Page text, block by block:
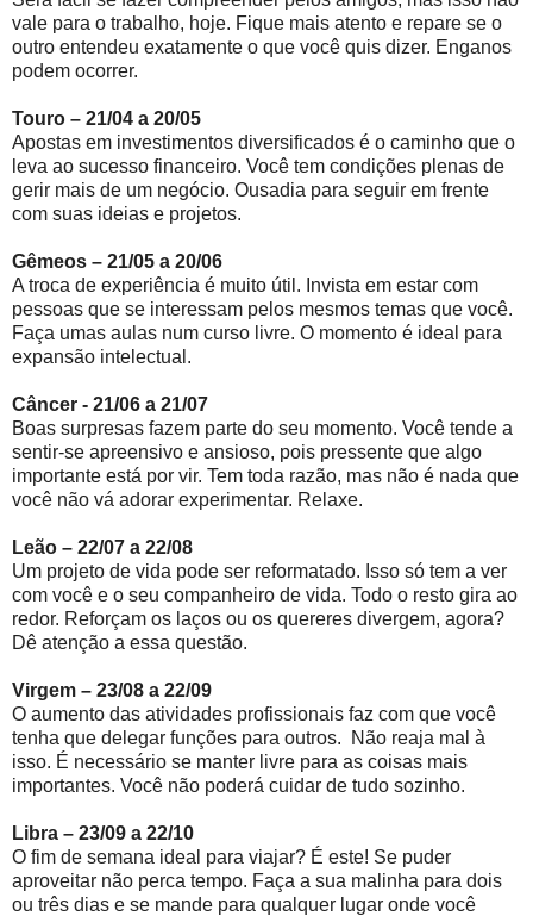
vale para o trabalho, hoje. Fique mais atento e repare se o
outro entendeu exatamente o que você quis dizer. Enganos
podem ocorrer.
Touro – 21/04 a 20/05
Apostas em investimentos diversificados é o caminho que o
leva ao sucesso financeiro. Você tem condições plenas de
gerir mais de um negócio. Ousadia para seguir em frente
com suas ideias e projetos.
Gêmeos – 21/05 a 20/06
A troca de experiência é muito útil. Invista em estar com
pessoas que se interessam pelos mesmos temas que você.
Faça umas aulas num curso livre. O momento é ideal para
expansão intelectual.
Câncer - 21/06 a 21/07
Boas surpresas fazem parte do seu momento. Você tende a
sentir-se apreensivo e ansioso, pois pressente que algo
importante está por vir. Tem toda razão, mas não é nada que
você não vá adorar experimentar. Relaxe.
Leão – 22/07 a 22/08
Um projeto de vida pode ser reformatado. Isso só tem a ver
com você e o seu companheiro de vida. Todo o resto gira ao
redor. Reforçam os laços ou os quereres divergem, agora?
Dê atenção a essa questão.
Virgem – 23/08 a 22/09
O aumento das atividades profissionais faz com que você
tenha que delegar funções para outros. Não reaja mal à
isso. É necessário se manter livre para as coisas mais
importantes. Você não poderá cuidar de tudo sozinho.
Libra – 23/09 a 22/10
O fim de semana ideal para viajar? É este! Se puder
aproveitar não perca tempo. Faça a sua malinha para dois
ou três dias e se mande para qualquer lugar onde você